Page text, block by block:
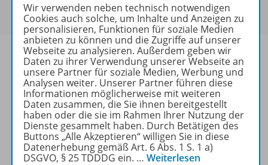
sich bitte an.
Informationen
Weitere Inhalte der Ausgabe
Wir verwenden neben technisch notwendigen
Cookies auch solche, um Inhalte und Anzeigen zu
personalisieren, Funktionen für soziale Medien
anbieten zu können und die Zugriffe auf unserer
Webseite zu analysieren. Außerdem geben wir
Daten zu ihrer Verwendung unserer Webseite an
unsere Partner für soziale Medien, Werbung und
Analysen weiter. Unserer Partner führen diese
Informationen möglicherweise mit weiteren
Daten zusammen, die Sie ihnen bereitgestellt
haben oder die sie im Rahmen Ihrer Nutzung der
Dienste gesammelt haben. Durch Betätigen des
Buttons „Alle Akzeptieren“ willigen Sie in diese
Datenerhebung gemäß Art. 6 Abs. 1 S. 1 a)
DSGVO, § 25 TDDDG ein. … Weiterlesen